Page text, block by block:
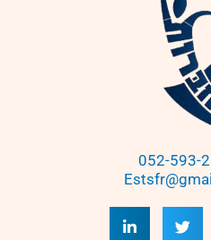
052-593-